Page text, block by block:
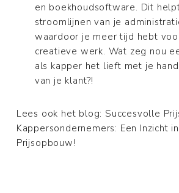
en boekhoudsoftware. Dit
stroomlijnen van je
waardoor je meer tijd hebt
creatieve werk. Wat zeg nou
als kapper het lieft met je
van je klant?!
Lees ook het blog: Succesvolle
Kappersondernemers: Een Inzicht
Prijsopbouw!